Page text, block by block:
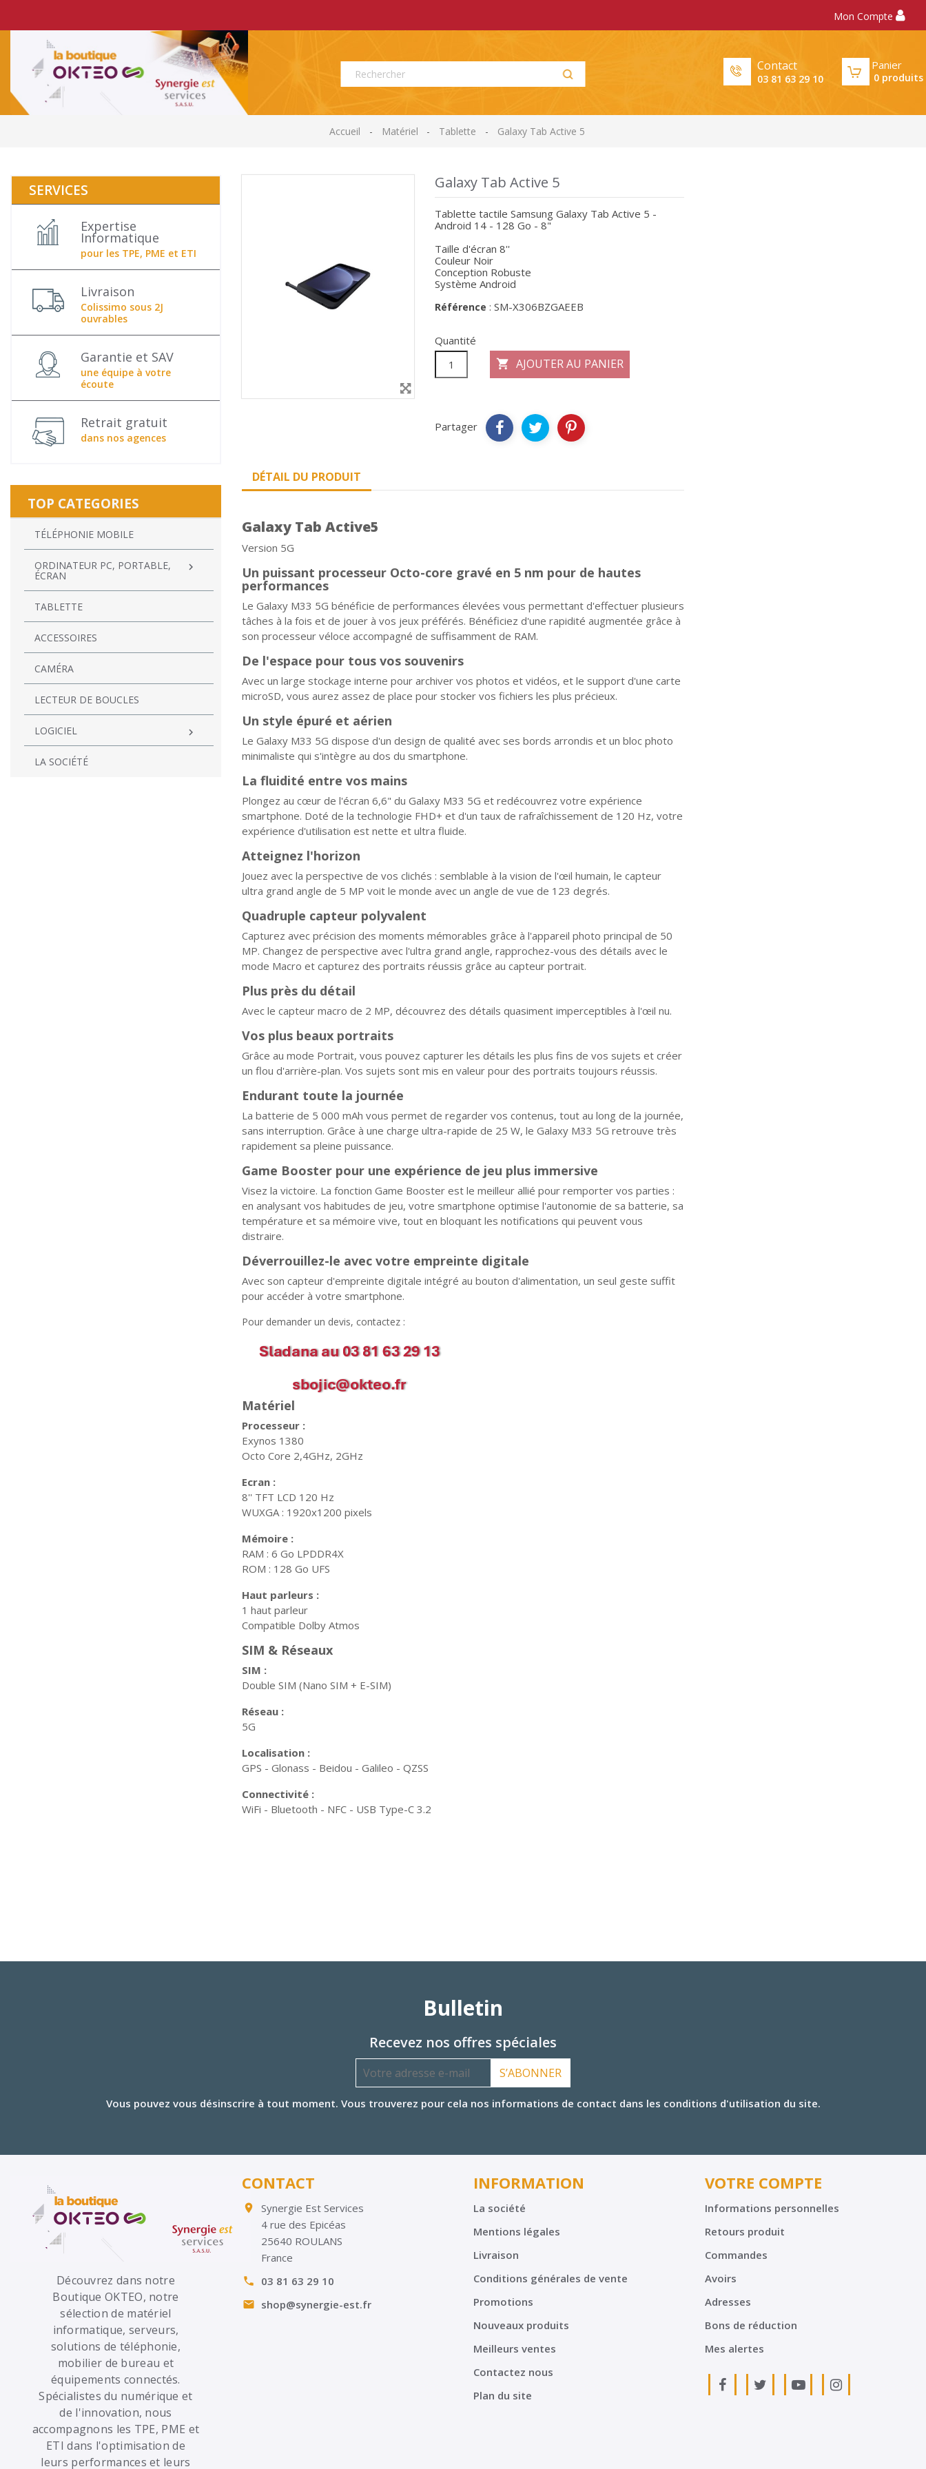
Mon Compte
Panier
0 produits
Contact
03 81 63 29 10
Accueil Matériel Tablette Galaxy Tab Active 5
SERVICES
Expertise
Informatique
pour les TPE, PME et ETI
Livraison
Colissimo sous 2J
ouvrables
Garantie et SAV
une équipe à votre
écoute
Retrait gratuit
dans nos agences
TOP CATEGORIES
TÉLÉPHONIE MOBILE

ORDINATEUR PC, PORTABLE,
ÉCRAN
TABLETTE
ACCESSOIRES
CAMÉRA
LECTEUR DE BOUCLES

LOGICIEL
LA SOCIÉTÉ
Galaxy Tab Active 5
Tablette tactile Samsung Galaxy Tab Active 5 -
Android 14 - 128 Go - 8"
Taille d'écran 8''
Couleur Noir
Conception Robuste
Système Android
Référence : SM-X306BZGAEEB
Quantité
 AJOUTER AU PANIER
Partager
DÉTAIL DU PRODUIT
Galaxy Tab Active5
Version 5G
Un puissant processeur Octo-core gravé en 5 nm pour de hautes
performances
Le Galaxy M33 5G bénéficie de performances élevées vous permettant d'effectuer plusieurs
tâches à la fois et de jouer à vos jeux préférés. Bénéficiez d'une rapidité augmentée grâce à
son processeur véloce accompagné de suffisamment de RAM.
De l'espace pour tous vos souvenirs
Avec un large stockage interne pour archiver vos photos et vidéos, et le support d'une carte
microSD, vous aurez assez de place pour stocker vos fichiers les plus précieux.
Un style épuré et aérien
Le Galaxy M33 5G dispose d'un design de qualité avec ses bords arrondis et un bloc photo
minimaliste qui s'intègre au dos du smartphone.
La fluidité entre vos mains
Plongez au cœur de l'écran 6,6" du Galaxy M33 5G et redécouvrez votre expérience
smartphone. Doté de la technologie FHD+ et d'un taux de rafraîchissement de 120 Hz, votre
expérience d'utilisation est nette et ultra fluide.
Atteignez l'horizon
Jouez avec la perspective de vos clichés : semblable à la vision de l'œil humain, le capteur
ultra grand angle de 5 MP voit le monde avec un angle de vue de 123 degrés.
Quadruple capteur polyvalent
Capturez avec précision des moments mémorables grâce à l'appareil photo principal de 50
MP. Changez de perspective avec l'ultra grand angle, rapprochez-vous des détails avec le
mode Macro et capturez des portraits réussis grâce au capteur portrait.
Plus près du détail
Avec le capteur macro de 2 MP, découvrez des détails quasiment imperceptibles à l'œil nu.
Vos plus beaux portraits
Grâce au mode Portrait, vous pouvez capturer les détails les plus fins de vos sujets et créer
un flou d'arrière-plan. Vos sujets sont mis en valeur pour des portraits toujours réussis.
Endurant toute la journée
La batterie de 5 000 mAh vous permet de regarder vos contenus, tout au long de la journée,
sans interruption. Grâce à une charge ultra-rapide de 25 W, le Galaxy M33 5G retrouve très
rapidement sa pleine puissance.
Game Booster pour une expérience de jeu plus immersive
Visez la victoire. La fonction Game Booster est le meilleur allié pour remporter vos parties :
en analysant vos habitudes de jeu, votre smartphone optimise l'autonomie de sa batterie, sa
température et sa mémoire vive, tout en bloquant les notifications qui peuvent vous
distraire.
Déverrouillez-le avec votre empreinte digitale
Avec son capteur d'empreinte digitale intégré au bouton d'alimentation, un seul geste suffit
pour accéder à votre smartphone.
Pour demander un devis, contactez :
Matériel
Processeur :
Exynos 1380
Octo Core 2,4GHz, 2GHz
Ecran :
8'' TFT LCD 120 Hz
WUXGA : 1920x1200 pixels
Mémoire :
RAM : 6 Go LPDDR4X
ROM : 128 Go UFS
Haut parleurs :
1 haut parleur
Compatible Dolby Atmos
SIM & Réseaux
SIM :
Double SIM (Nano SIM + E-SIM)
Réseau :
5G
Localisation :
GPS - Glonass - Beidou - Galileo - QZSS
Connectivité :
WiFi - Bluetooth - NFC - USB Type-C 3.2
Bulletin
Recevez nos offres spéciales
S’ABONNER
Vous pouvez vous désinscrire à tout moment. Vous trouverez pour cela nos informations de contact dans les conditions d'utilisation du site.
Découvrez dans notre
Boutique OKTEO, notre
sélection de matériel
informatique, serveurs,
solutions de téléphonie,
mobilier de bureau et
équipements connectés.
Spécialistes du numérique et
de l'innovation, nous
accompagnons les TPE, PME et
ETI dans l'optimisation de
leurs performances et leurs
CONTACT

Synergie Est Services
4 rue des Epicéas
25640 ROULANS
France
 03 81 63 29 10
 shop@synergie-est.fr
INFORMATION
La société
Mentions légales
Livraison
Conditions générales de vente
Promotions
Nouveaux produits
Meilleurs ventes
Contactez nous
Plan du site
VOTRE COMPTE
Informations personnelles
Retours produit
Commandes
Avoirs
Adresses
Bons de réduction
Mes alertes